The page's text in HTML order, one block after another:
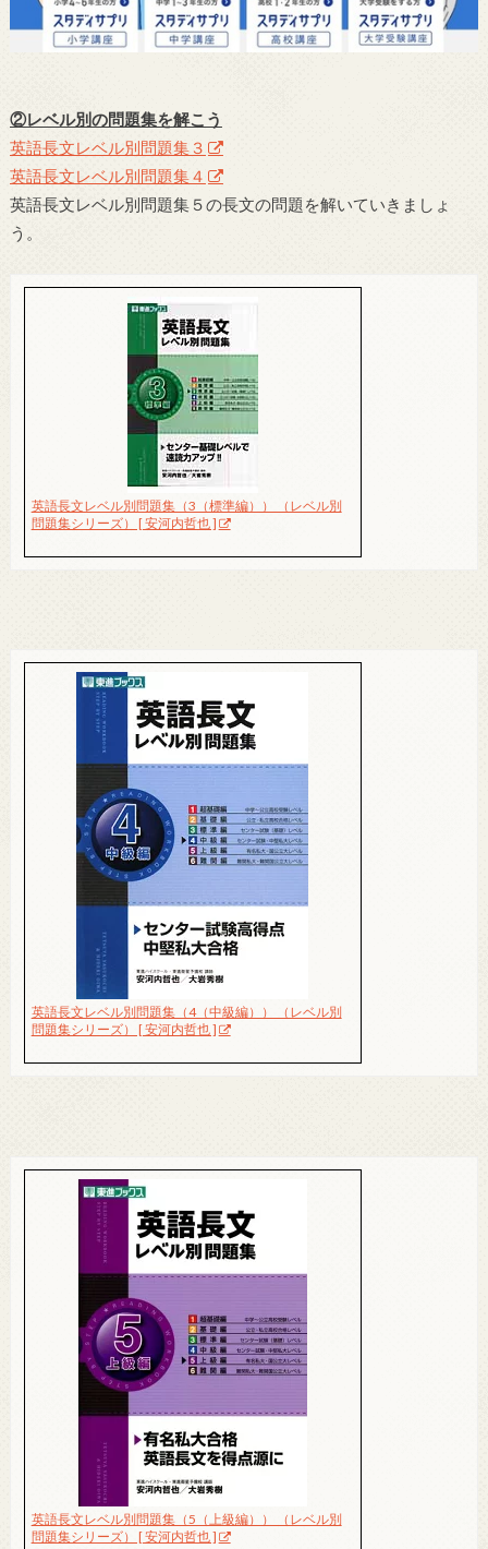
②レベル別の問題集を解こう
英語長文レベル別問題集３
英語長文レベル別問題集４
英語長文レベル別問題集５の長文の問題を解いていきましょ
う。
英語長文レベル別問題集（3（標準編）） （レベル別
問題集シリーズ） [ 安河内哲也 ]
英語長文レベル別問題集（4（中級編）） （レベル別
問題集シリーズ） [ 安河内哲也 ]
英語長文レベル別問題集（5（上級編）） （レベル別
問題集シリーズ） [ 安河内哲也 ]